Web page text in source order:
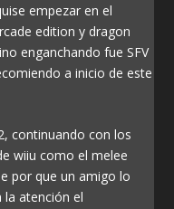
empezar en el
edition y dragon
enganchando fue SFV
a inicio de este
continuando con los
wiiu como el melee
por que un amigo lo
atención el